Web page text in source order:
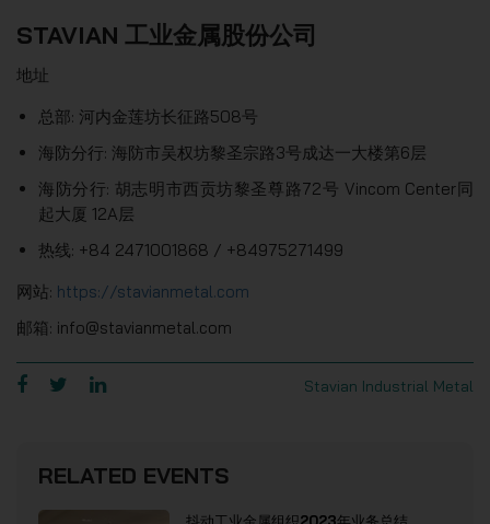
STAVIAN 工业金属股份公司
地址
总部: 河内金莲坊长征路508号
海防分行: 海防市吴权坊黎圣宗路3号成达一大楼第6层
海防分行: 胡志明市西贡坊黎圣尊路72号 Vincom Center同
起大厦 12A层
热线: +84 2471001868 / +84975271499
网站: https://stavianmetal.com
邮箱: info@stavianmetal.com
Stavian Industrial Metal
RELATED EVENTS